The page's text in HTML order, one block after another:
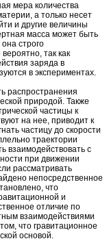
мера количества
а только несет
и другие величины
масса может быть
строго
так как
заряда в
в экспериментах.
распространения
природой. Также
частицы к
на нее, приводит к
частицу до скорости
траектории
взаимодействовать с
при движении
рассматривать
непосредственное
что
и
отличие по
взаимодействиями
что гравитационное
основой.